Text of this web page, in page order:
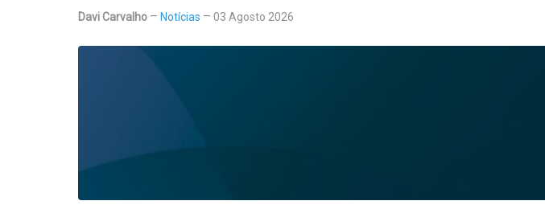
Davi Carvalho Notícias 03 Agosto 2026